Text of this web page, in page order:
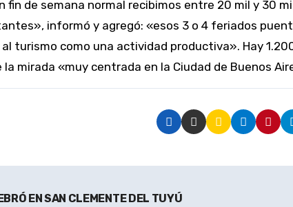
fin de semana normal recibimos entre 20 mil y 30
informó y agregó: «esos 3 o 4 feriados
al turismo como una actividad productiva». Hay
mirada «muy centrada en la Ciudad de Buenos
EN SAN CLEMENTE DEL TUYÚ